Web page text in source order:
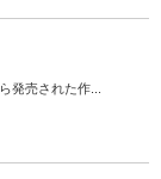
発売された作...